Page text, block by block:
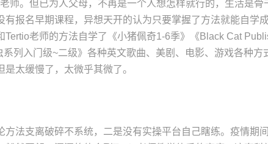
师。但已为人父母，不再是一个人想怎样就行的，生活是骨
有报名早期课程，异想天开的认为只要掌握了方法就能自学
Tertio老师的方法自学了《小猪佩奇1-6季》《Black Cat
系列入门级~二级》各种英文歌曲、美剧、电影、游戏各种方
是太缓慢了，太微乎其微了。
方法支离破碎不系统，二是没有实操平台自己瞎练。疫情期